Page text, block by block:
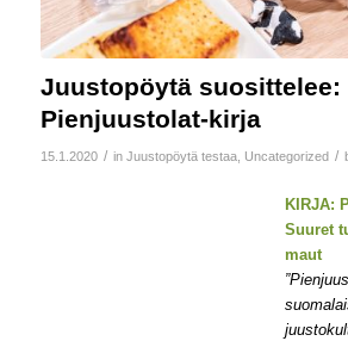
Juustopöytä suosittelee:
Pienjuustolat-kirja
15.1.2020 / in Juustopöytä testaa, Uncategorized /
KIRJA:
Suuret
maut